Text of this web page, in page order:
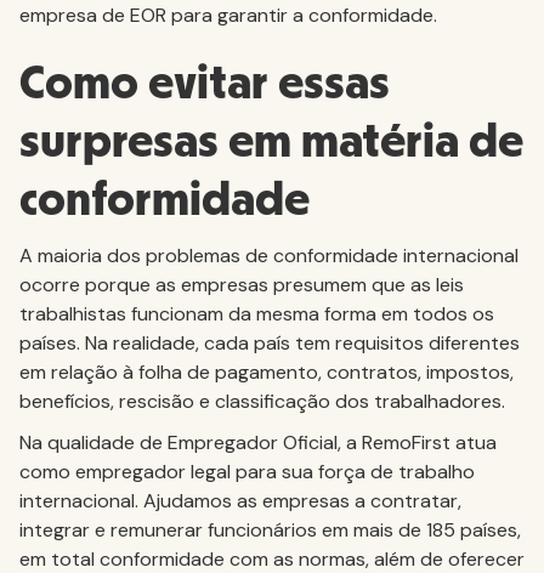
empresa de EOR para garantir a conformidade.
Como evitar essas
surpresas em matéria de
conformidade
A maioria dos problemas de conformidade internacional
ocorre porque as empresas presumem que as leis
trabalhistas funcionam da mesma forma em todos os
países. Na realidade, cada país tem requisitos diferentes
em relação à folha de pagamento, contratos, impostos,
benefícios, rescisão e classificação dos trabalhadores.
Na qualidade de Empregador Oficial, a RemoFirst atua
como empregador legal para sua força de trabalho
internacional. Ajudamos as empresas a contratar,
integrar e remunerar funcionários em mais de 185 países,
em total conformidade com as normas, além de oferecer